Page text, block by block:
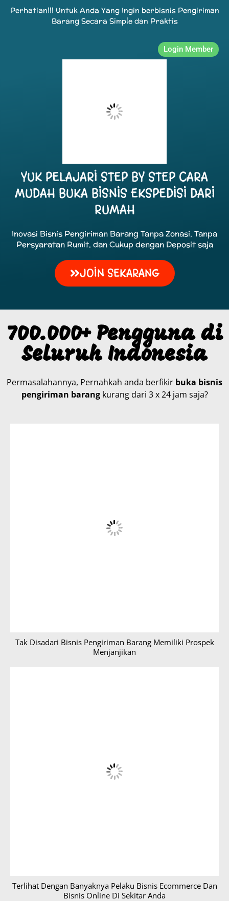
Perhatian!!! Untuk Anda Yang Ingin berbisnis Pengiriman
Barang Secara Simple dan Praktis
Login Member
YUK PELAJARI STEP BY STEP CARA
MUDAH BUKA BISNIS EKSPEDISI DARI
RUMAH
Inovasi Bisnis Pengiriman Barang Tanpa Zonasi, Tanpa
Persyaratan Rumit, dan Cukup dengan Deposit saja
JOIN SEKARANG
700.000+ Pengguna di
Seluruh Indonesia
Permasalahannya, Pernahkah anda berfikir buka bisnis
pengiriman barang kurang dari 3 x 24 jam saja?
Tak Disadari Bisnis Pengiriman Barang Memiliki Prospek
Menjanjikan
Terlihat Dengan Banyaknya Pelaku Bisnis Ecommerce Dan
Bisnis Online Di Sekitar Anda